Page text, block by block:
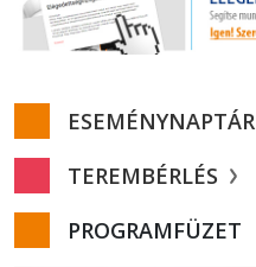
ESEMÉNYNAPTÁR
TEREMBÉRLÉS
PROGRAMFÜZET